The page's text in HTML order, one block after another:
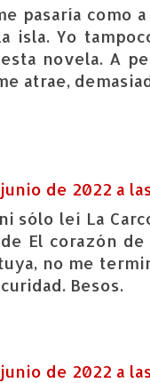
pasaría como
isla. Yo
novela. A
atrae,
de 2022 a
sólo leí La
El corazón
no me
Besos.
de 2022 a